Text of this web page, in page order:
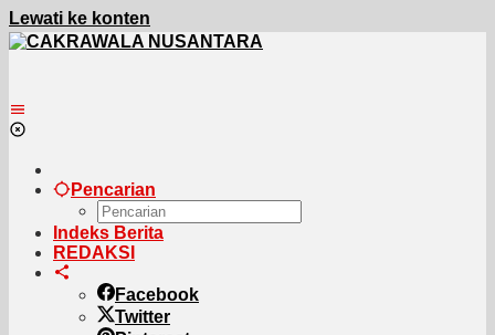
Lewati ke konten
Pencarian
Indeks Berita
REDAKSI
Facebook
Twitter